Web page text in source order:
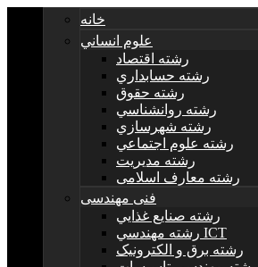
خانه
علوم انساني
رشته اقتصاد
رشته حسابداري
رشته حقوق
رشته روانشناسي
رشته شهرسازي
رشته علوم اجتماعي
رشته مديريت
رشته معارف اسلامی
فنی مهندسی
رشته صنايع غذايي
رشته مهندسي ICT
رشته برق و الکترونيک